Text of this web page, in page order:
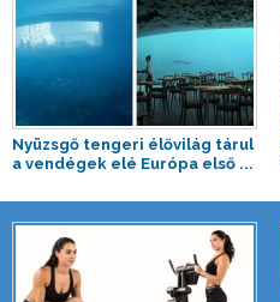
Nyüzsgő tengeri élővilág tárul
a vendégek elé Európa első ...